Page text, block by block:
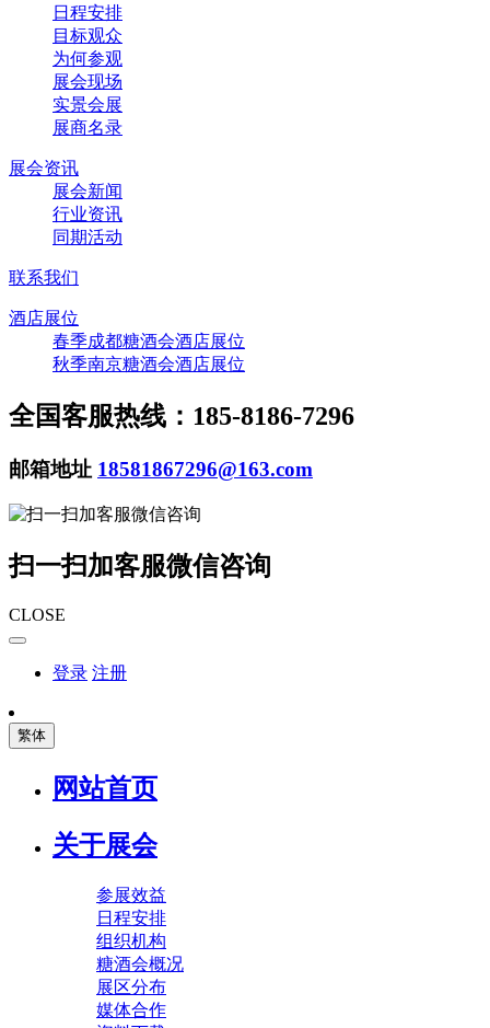
日程安排
目标观众
为何参观
展会现场
实景会展
展商名录
展会资讯
展会新闻
行业资讯
同期活动
联系我们
酒店展位
春季成都糖酒会酒店展位
秋季南京糖酒会酒店展位
全国客服热线：185-8186-7296
邮箱地址 18581867296@163.com
扫一扫加客服微信咨询
CLOSE
登录 注册
繁体
网站首页
关于展会
参展效益
日程安排
组织机构
糖酒会概况
展区分布
媒体合作